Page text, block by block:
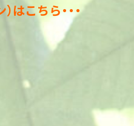
はこちら・・・